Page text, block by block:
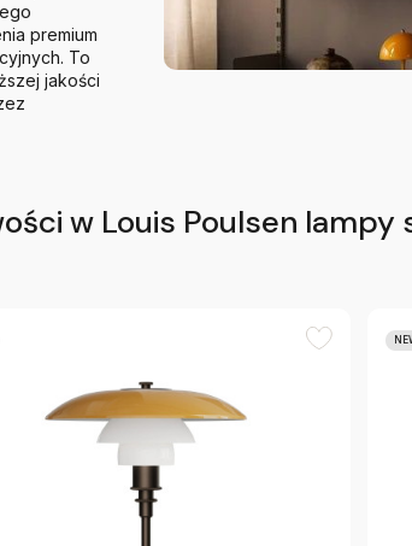
premium
To
jakości
w Louis Poulsen lampy